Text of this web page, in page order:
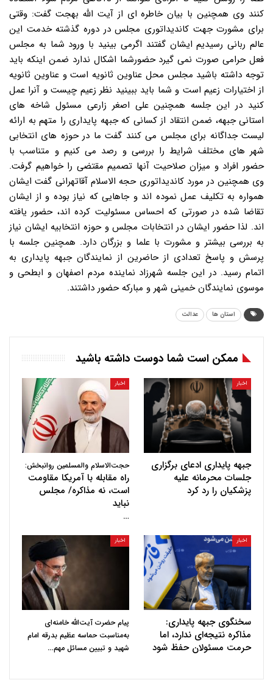
کنند وی همچنین با بیان خاطره ای از آیت الله بهجت گفت: وقتی
برای مشورت جهت کاندیداتوری مجلس در دوره گذشته خدمت این
عالم ربانی رسیدیم ایشان گفتند اگرمی بینید با ورود شما به مجلس
فعل حرامی صورت نمی گیرد حضورشما اشکال ندارد ضمن اینکه باید
توجه داشته باشید مجلس محل عناوین ثانویه است و عناوین ثانویه
از اختیارات زعیم است و شما باید ببینید نظر زعیم چیست و آنرا عمل
کنید در این جلسه همچنین علی اصغر زارعی مسئول شاخه های
استانی جبهه، ضمن انتقاد از کسانی که جبهه پایداری را متهم به ارائه
لیست جداگانه برای مجلس می کنند گفت ما در حوزه های انتخابی
شهر های مختلف شرایط را بررسی و رصد می کنیم و متناسب با
حضور افراد و میزان صلاحیت آنها تصمیم مقتضی را خواهیم گرفت.
وی همچنین در مورد کاندیداتوری حجه الاسلام آقاتهرانی گفت ایشان
همواره به تکلیف عمل نموده اند و جاهایی که نیاز بوده و از ایشان
تقاضا شده در صورتی که احساس مسئولیت کرده اند، حضور یافته
اند. لذا حضور ایشان در انتخابات مجلس و حوزه انتخابیه ایشان نیاز
به بررسی بیشتر و مشورت با علما و بزرگان دارد. همچنین جلسه با
پرسش و پاسخ تعدادی از حاضرین از نمایندگان جبهه پایداری به
اتمام رسید. در این جلسه شهرزاد نماینده مردم اصفهان و ابطحی و
موسوی نمایندگان خمینی شهر و مبارکه حضور داشتند.
استان ها عدالت
ممکن است شما دوست داشته باشید
اخبار
جبهه پایداری ادعای برگزاری
جلسات محرمانه علیه
پزشکیان را رد کرد
اخبار
حجت‌الاسلام والمسلمین روانبخش:
راه مقابله با آمریکا مقاومت
است، نه مذاکره/ مجلس
نباید
…
اخبار
سخنگوی جبهه پایداری:
مذاکره نتیجه‌ای ندارد، اما
حرمت مسئولان حفظ شود
اخبار
پیام حضرت آیت‌الله خامنه‌ای
به‌مناسبت حماسه عظیم بدرقه امام
شهید و تبیین مسائل مهم…